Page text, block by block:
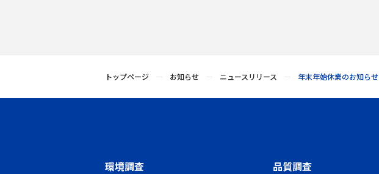
トップページ お知らせ ニュースリリース 年末年始休業のお知らせ
環境調査 品質調査